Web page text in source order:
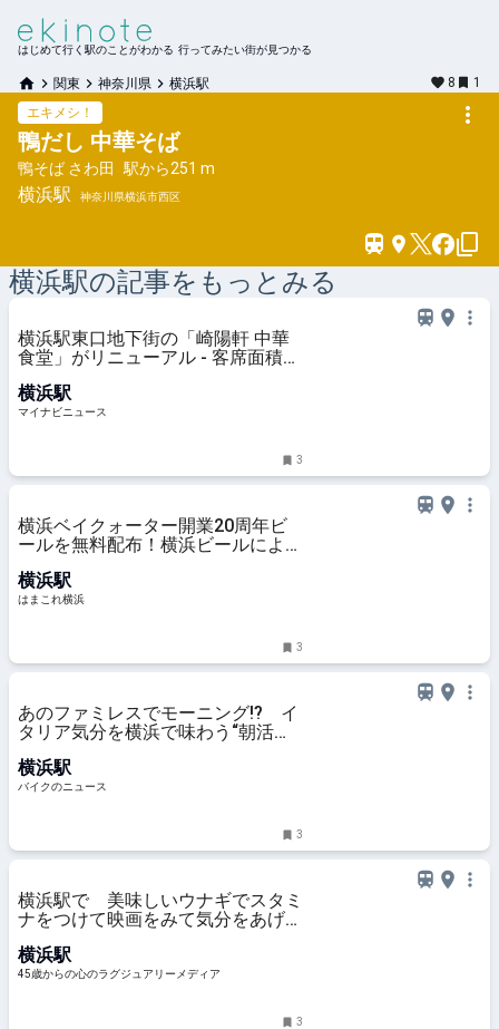
はじめて行く駅のことがわかる 行ってみたい街が見つかる
関東 神奈川県 横浜駅 8
1
エキメシ！
鴨だし 中華そば
鴨そば さわ田 駅から251 m
横浜駅 神奈川県横浜市西区
横浜駅の記事をもっとみる
横浜駅東口地下街の「崎陽軒 中華
食堂」がリニューアル - 客席面積を
定食」も
横浜駅
マイナビニュース
3
横浜ベイクォーター開業20周年ビ
ールを無料配布！横浜ビールによる
はまこれ横浜
横浜駅
はまこれ横浜
3
あのファミレスでモーニング!? イ
タリア気分を横浜で味わう“朝活ラ
横浜駅
バイクのニュース
3
横浜駅で 美味しいウナギでスタミ
ナをつけて映画をみて気分をあげ
横浜駅
45歳からの心のラグジュアリーメディア
3